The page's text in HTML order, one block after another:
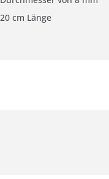
20 cm Länge